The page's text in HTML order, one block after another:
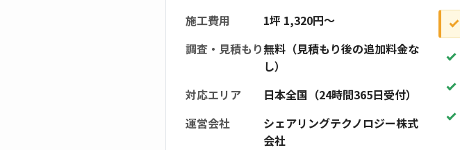
施工費用
1坪 1,320円〜
調査・見積もり無料（見積もり後の追加料金な
し）
対応エリア
日本全国（24時間365日受付）
運営会社
シェアリングテクノロジー株式
会社